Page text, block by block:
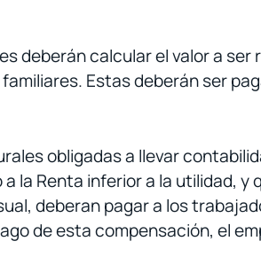
deberán calcular el valor a
Estas deberán ser
obligadas a llevar
la Renta inferior a la utilidad, y
deberan pagar a los
de esta compensación, el